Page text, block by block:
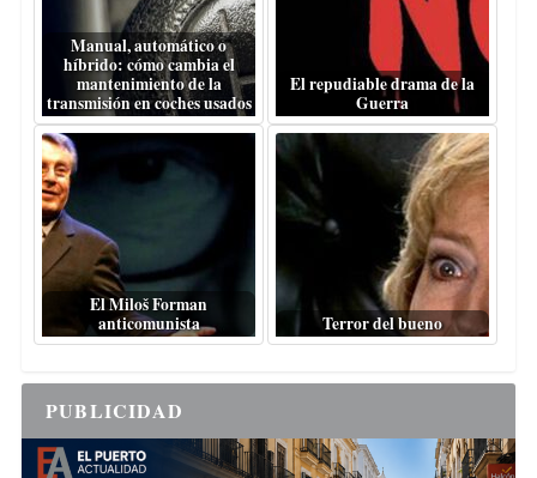
Manual, automático o
híbrido: cómo cambia el
mantenimiento de la
transmisión en coches usados
El repudiable drama de la
Guerra
El Miloš Forman
anticomunista
Terror del bueno
PUBLICIDAD